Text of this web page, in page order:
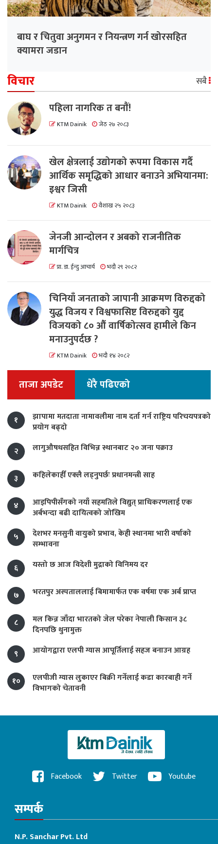
बाघ र चितुवा अनुगमन र नियन्त्रण गर्न खोरसहित
क्यामरा जडान
विचार सबै
पहिला नागरिक त बनाैं!
KTM Dainik जेठ २७ २०८३
खेल क्षेत्रलाई उद्योगको रूपमा विकास गर्दै
आर्थिक समृद्धिको आधार बनाउने अभियानमा:
इश्वर जिसी
KTM Dainik वैशाख २५ २०८३
जेनजी आन्दोलन र अबको राजनीतिक
मार्गचित्र
प्रा. डा. ईन्दु आचार्य भदौ २९ २०८२
चिनियाँ जनताको जापानी आक्रमण विरुद्दको
युद्ध विजय र विश्वफासिष्ट विरुद्दको युद्द
विजयको ८० औं वार्षिकोत्सव हामीले किन
मनाउनुपर्दछ ?
KTM Dainik भदौ १४ २०८२
ताजा अपडेट धेरै पढिएको
१
झापामा मतदाता नामावलीमा नाम दर्ता गर्न राष्ट्रिय परिचयपत्रको
प्रयोग बढ्दो
२
लागुऔषधसहित विभिन्न स्थानबाट २० जना पक्राउ
३ कहिलेकाहीँ एक्लै लड्नुपर्छः प्रधानमन्त्री साह
४
आइपिपीसँगको नयाँ सहमतिले विद्युत् प्राधिकरणलाई एक
अर्बभन्दा बढी दायित्वको जोखिम
५
देशभर मनसुनी वायुको प्रभाव, केही स्थानमा भारी वर्षाको
सम्भावना
६
यस्तो छ आज विदेशी मुद्राको विनिमय दर
७ भरतपुर अस्पताललाई बिमामार्फत एक वर्षमा एक अर्ब प्राप्त
८
मल किन्न जाँदा भारतको जेल परेका नेपाली किसान ३८
दिनपछि थुनामुक्त
९
आयोगद्वारा एलपी ग्यास आपूर्तिलाई सहज बनाउन आग्रह
१०
एलपीजी ग्यास लुकाएर बिक्री गर्नेलाई कडा कारबाही गर्ने
विभागको चेतावनी
Facebook Twitter Youtube
सम्पर्क
N.P. Sanchar Pvt. Ltd